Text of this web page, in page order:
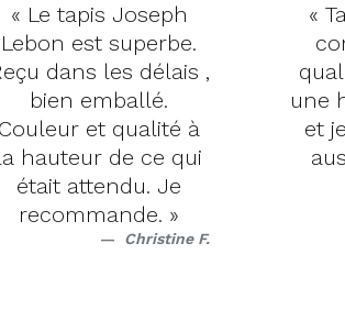
« Le tapis Joseph
Lebon est superbe.
dans les délais ,
bien emballé.
Couleur et qualité à
hauteur de ce qui
était attendu. Je
recommande. »
Christine F.
«
une
et